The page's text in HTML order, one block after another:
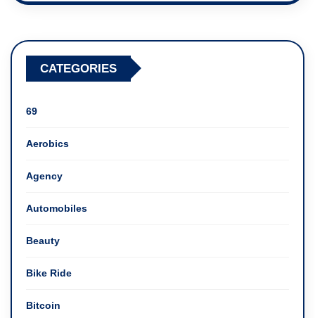
CATEGORIES
69
Aerobics
Agency
Automobiles
Beauty
Bike Ride
Bitcoin